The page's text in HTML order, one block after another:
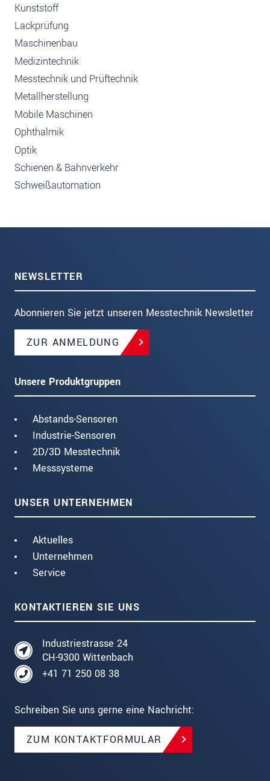
Kunststoff
Lackprüfung
Maschinenbau
Medizintechnik
Messtechnik und Prüftechnik
Metallherstellung
Mobile Maschinen
Ophthalmik
Optik
Schienen & Bahnverkehr
Schweißautomation
NEWSLETTER
Abonnieren Sie jetzt unseren Messtechnik Newsletter
ZUR ANMELDUNG
Unsere Produktgruppen
Abstands-Sensoren
Industrie-Sensoren
2D/3D Messtechnik
Messsysteme
UNSER UNTERNEHMEN
Aktuelles
Unternehmen
Service
KONTAKTIEREN SIE UNS
Industriestrasse 24
CH-9300 Wittenbach
+41 71 250 08 38
Schreiben Sie uns gerne eine Nachricht:
ZUM KONTAKTFORMULAR